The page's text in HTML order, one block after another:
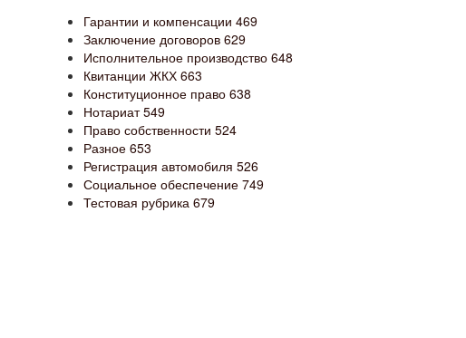
Гарантии и компенсации 469
Заключение договоров 629
Исполнительное производство 648
Квитанции ЖКХ 663
Конституционное право 638
Нотариат549
Право собственности 524
Разное 653
Регистрация автомобиля 526
Социальное обеспечение 749
Тестовая рубрика 679